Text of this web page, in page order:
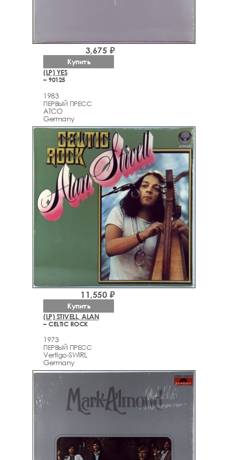
(LP) YES
– 90125
1983
ПЕРВЫЙ ПРЕСС
ATCO
Germany
3,675 ₽
Купить
(LP) STIVELL, ALAN
– CELTIC ROCK
1973
ПЕРВЫЙ ПРЕСС
Vertigo-SWIRL
Germany
11,550 ₽
Купить